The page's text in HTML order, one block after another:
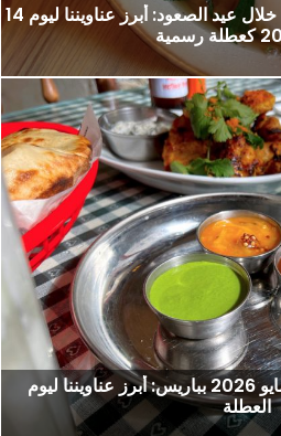
المطاعم المفتوحة في باريس خلال عيد الصعود: أبرز عناويننا ليوم 14
المطاعم المفتوحة في 8 مايو 2026 بباريس: أبرز عناويننا ليوم
العطلة